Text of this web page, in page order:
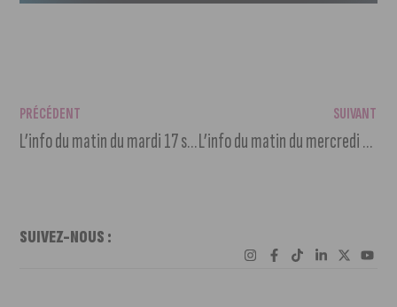
PRÉCÉDENT
L’info du matin du mardi 17 septembre
SUIVANT
L’info du matin du mercredi 18 septembre 2024
SUIVEZ-NOUS :